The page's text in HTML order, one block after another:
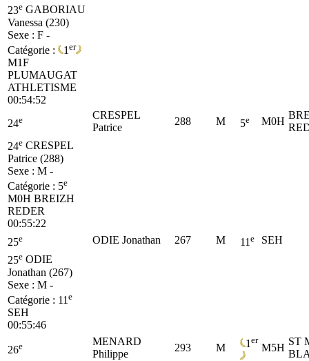
23e GABORIAU
Vanessa (230)
Sexe : F -
Catégorie :
1 er
M1F
PLUMAUGAT
ATHLETISME
00:54:52
24e
CRESPEL
Patrice
288 M 5e M0H
24e CRESPEL
Patrice (288)
Sexe : M -
Catégorie : 5e
M0H BREIZH
REDER
00:55:22
25e ODIE Jonathan 267 M 11 e
SEH
25e ODIE
Jonathan (267)
Sexe : M -
Catégorie : 11 e
SEH
00:55:46
26e
MENARD
Philippe
293 M 1 er
M5H
ST